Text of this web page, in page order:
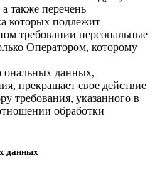
также перечень
которых подлежит
требовании персональные
Оператором, которому
данных,
прекращает свое действие
требования, указанного в
обработки
данных